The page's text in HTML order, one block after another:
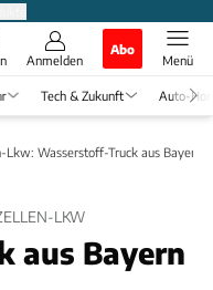
Anmelden
Abo
Menü
Tech & Zukunft Auto-
Wasserstoff-Truck aus Bayern
LKW
aus Bayern